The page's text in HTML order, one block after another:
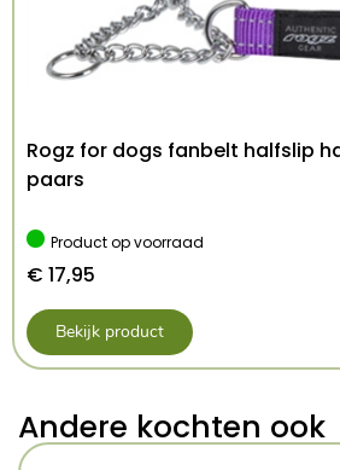
Rogz for dogs fanbelt halfslip
paars
Product op voorraad
€ 17,95
Bekijk product
Andere kochten ook